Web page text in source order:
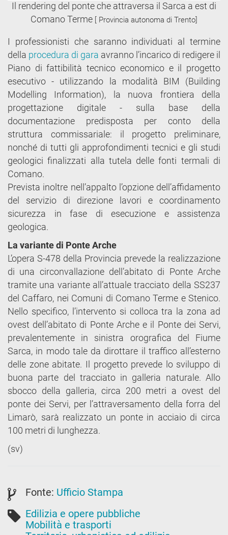
Il rendering del ponte che attraversa il Sarca a est di
Comano Terme [ Provincia autonoma di Trento]
I professionisti che saranno individuati al termine
della procedura di gara avranno l’incarico di redigere il
Piano di fattibilità tecnico economico e il progetto
esecutivo - utilizzando la modalità BIM (Building
Modelling Information), la nuova frontiera della
progettazione digitale - sulla base della
documentazione predisposta per conto della
struttura commissariale: il progetto preliminare,
nonché di tutti gli approfondimenti tecnici e gli studi
geologici finalizzati alla tutela delle fonti termali di
Comano.
Prevista inoltre nell’appalto l’opzione dell’affidamento
del servizio di direzione lavori e coordinamento
sicurezza in fase di esecuzione e assistenza
geologica.
La variante di Ponte Arche
L’opera S-478 della Provincia prevede la realizzazione
di una circonvallazione dell’abitato di Ponte Arche
tramite una variante all’attuale tracciato della SS237
del Caffaro, nei Comuni di Comano Terme e Stenico.
Nello specifico, l’intervento si colloca tra la zona ad
ovest dell’abitato di Ponte Arche e il Ponte dei Servi,
prevalentemente in sinistra orografica del Fiume
Sarca, in modo tale da dirottare il traffico all’esterno
delle zone abitate. Il progetto prevede lo sviluppo di
buona parte del tracciato in galleria naturale. Allo
sbocco della galleria, circa 200 metri a ovest del
ponte dei Servi, per l’attraversamento della forra del
Limarò, sarà realizzato un ponte in acciaio di circa
100 metri di lunghezza.
(sv)
Fonte: Ufficio Stampa
Edilizia e opere pubbliche
Mobilità e trasporti